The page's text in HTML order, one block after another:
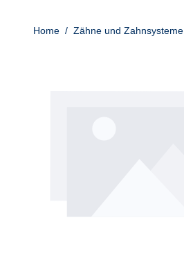
Home / Zähne und Zahnsysteme